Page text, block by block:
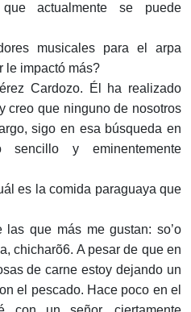
que actualmente se puede
musicales para el arpa
le impactó más?
Cardozo. Él ha realizado
creo que ninguno de nosotros
sigo en esa búsqueda en
sencillo y eminentemente
es la comida paraguaya que
que más me gustan: so’o
chicharõ6. A pesar de que en
de carne estoy dejando un
el pescado. Hace poco en el